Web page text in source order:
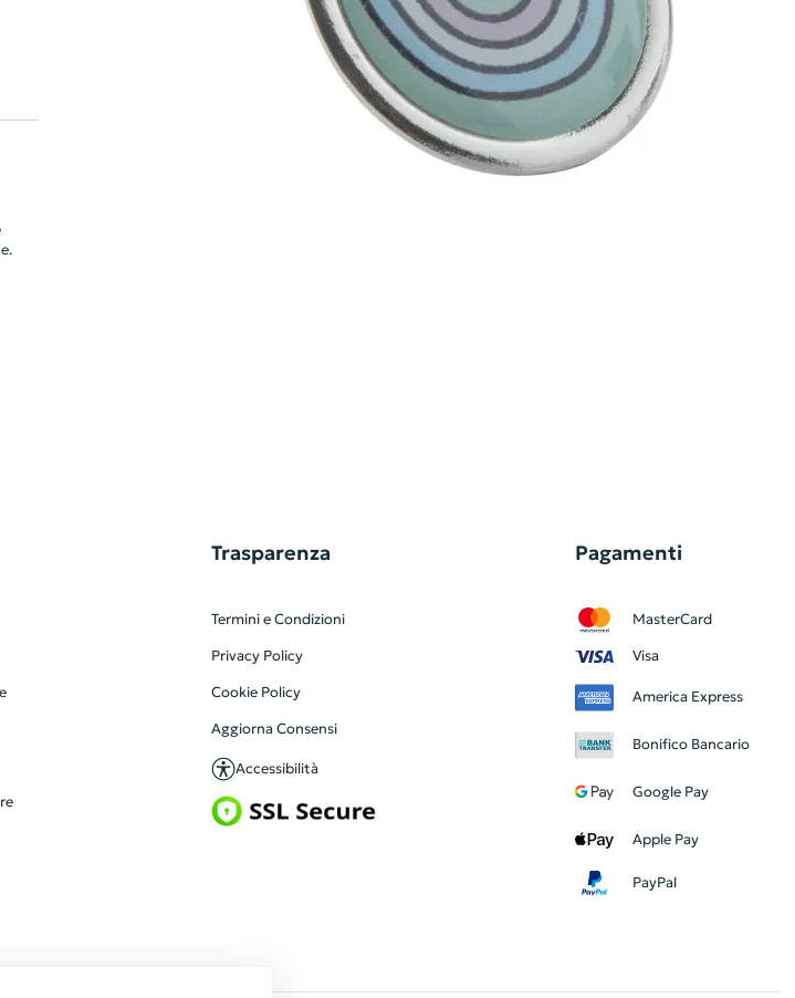
Trasparenza
Termini e Condizioni
Privacy Policy
Cookie Policy
Aggiorna Consensi
Accessibilità
Pagamenti
MasterCard
Visa
America Express
Bonifico Bancario
Google Pay
Apple Pay
PayPal